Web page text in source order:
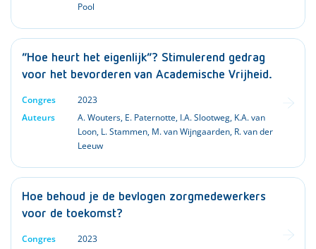
Pool
“Hoe heurt het eigenlijk”? Stimulerend gedrag
voor het bevorderen van Academische Vrijheid.
Congres
2023
Auteurs
A. Wouters, E. Paternotte, I.A. Slootweg, K.A. van
Loon, L. Stammen, M. van Wijngaarden, R. van der
Leeuw
Hoe behoud je de bevlogen zorgmedewerkers
voor de toekomst?
Congres
2023